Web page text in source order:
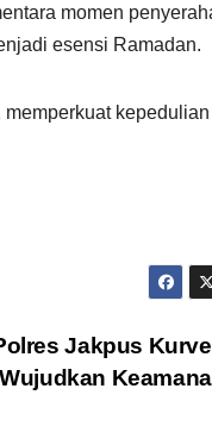
momen
esensi Ramadan.
Jakpus
Wujudkan